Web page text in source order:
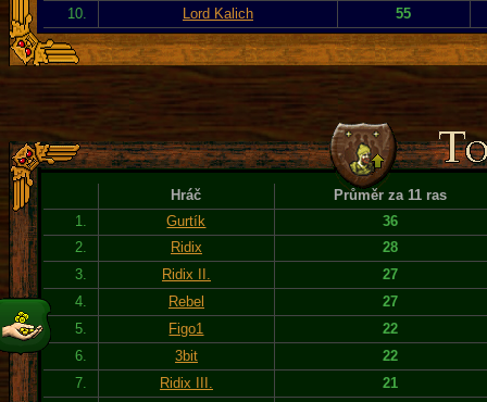
10.
Lord Kalich 55
Hráč
Průměr za 11 ras
1.
Gurtík
36
2.
Ridix
28
3.
Ridix II.
27
4.
Rebel
27
5.
Figo1
22
6.
3bit
22
7.
Ridix III.
21